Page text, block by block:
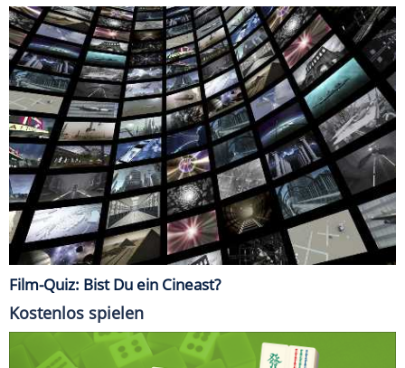
Film-Quiz: Bist Du ein Cineast?
Kostenlos spielen